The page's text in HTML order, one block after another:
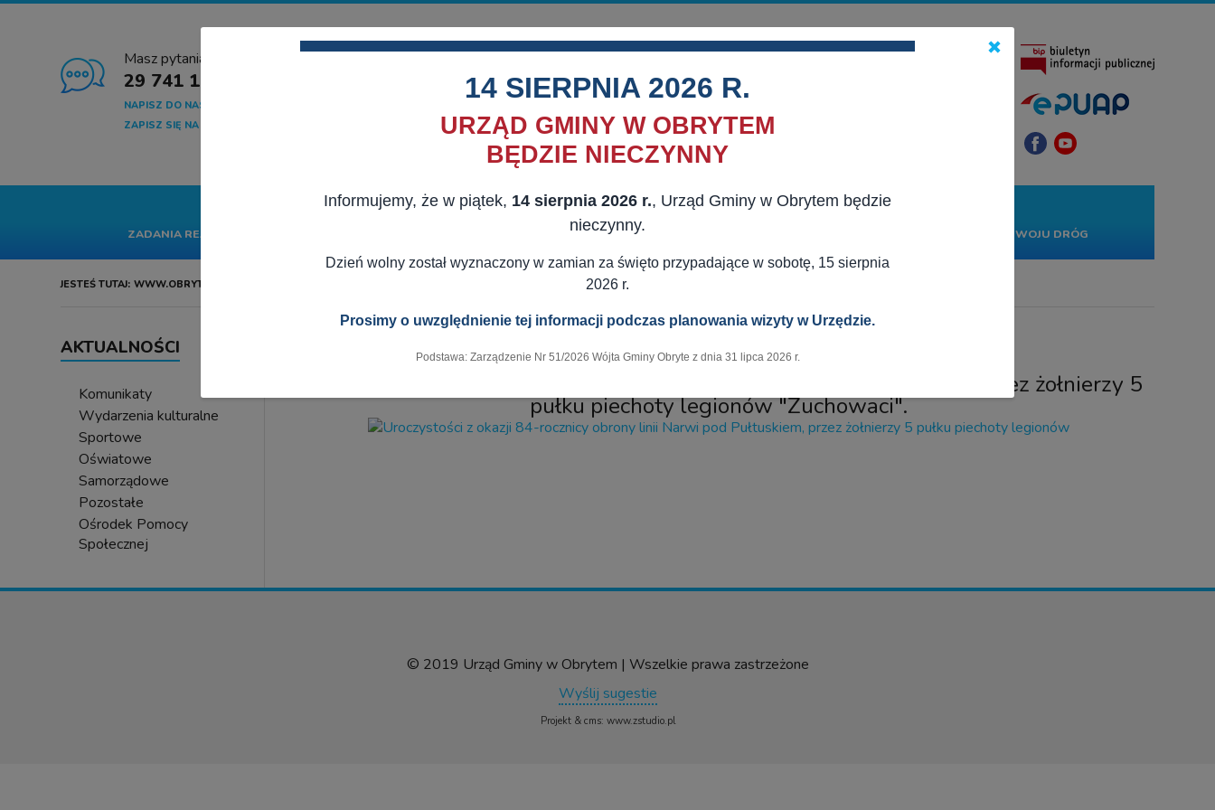
Masz pytania?
29 741 10 04
NAPISZ DO NAS
ZAPISZ SIĘ NA NEWSLETTER
GMINA SAMORZĄD AKTUALNOŚCI DLA MIESZKAŃCÓW DLA BIZNESU KONTAKT
ZADANIA REALIZOWANE Z BUDŻETU PAŃSTWA LUB Z PAŃSTWOWYCH FUNDUSZY CELOWYCH
RZĄDOWY FUNDUSZ ROZWOJU DRÓG
JESTEŚ TUTAJ: WWW.OBRYTE.PL
AKTUALNOŚCI
Komunikaty
Wydarzenia kulturalne
Sportowe
Oświatowe
Samorządowe
Pozostałe
Ośrodek Pomocy
Społecznej
21.08.2023
Uroczystości z okazji 84-rocznicy obrony linii Narwi pod Pułtuskiem, przez żołnierzy 5
pułku piechoty legionów "Zuchowaci".
© 2019 Urząd Gminy w Obrytem | Wszelkie prawa zastrzeżone
Wyślij sugestie
Projekt & cms: www.zstudio.pl
×
14 SIERPNIA 2026 R.
URZĄD GMINY W OBRYTEM
BĘDZIE NIECZYNNY
Informujemy, że w piątek, 14 sierpnia 2026 r., Urząd Gminy w Obrytem będzie
nieczynny.
Dzień wolny został wyznaczony w zamian za święto przypadające w sobotę, 15 sierpnia
2026 r.
Prosimy o uwzględnienie tej informacji podczas planowania wizyty w Urzędzie.
Podstawa: Zarządzenie Nr 51/2026 Wójta Gminy Obryte z dnia 31 lipca 2026 r.